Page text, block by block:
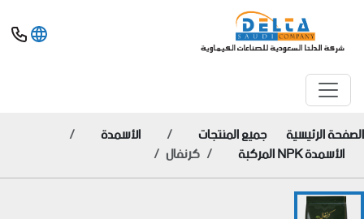
الصفحة الرئيسية جميع المنتجات الأسمدة
الأسمدة NPK المركبة كرنفال